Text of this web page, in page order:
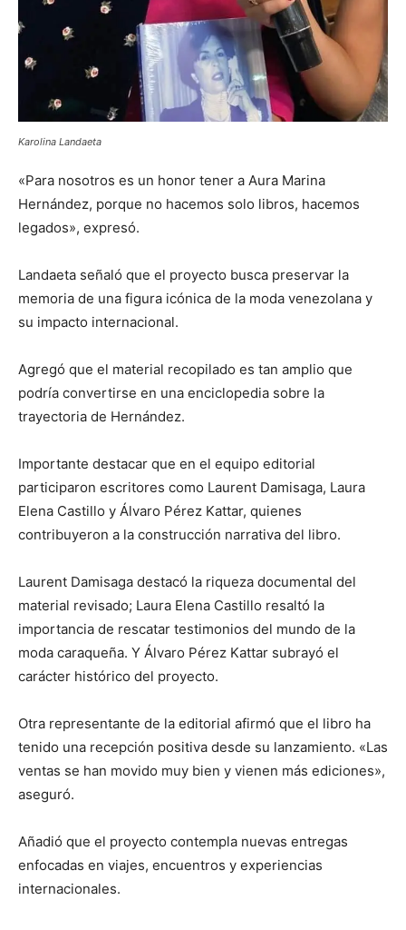
Karolina Landaeta
«Para nosotros es un honor tener a Aura Marina
Hernández, porque no hacemos solo libros, hacemos
legados», expresó.
Landaeta señaló que el proyecto busca preservar la
memoria de una figura icónica de la moda venezolana y
su impacto internacional.
Agregó que el material recopilado es tan amplio que
podría convertirse en una enciclopedia sobre la
trayectoria de Hernández.
Importante destacar que en el equipo editorial
participaron escritores como Laurent Damisaga, Laura
Elena Castillo y Álvaro Pérez Kattar, quienes
contribuyeron a la construcción narrativa del libro.
Laurent Damisaga destacó la riqueza documental del
material revisado; Laura Elena Castillo resaltó la
importancia de rescatar testimonios del mundo de la
moda caraqueña. Y Álvaro Pérez Kattar subrayó el
carácter histórico del proyecto.
Otra representante de la editorial afirmó que el libro ha
tenido una recepción positiva desde su lanzamiento. «Las
ventas se han movido muy bien y vienen más ediciones»,
aseguró.
Añadió que el proyecto contempla nuevas entregas
enfocadas en viajes, encuentros y experiencias
internacionales.